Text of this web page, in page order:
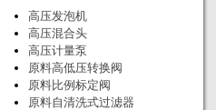
高压发泡机
高压混合头
高压计量泵
原料高低压转换阀
原料比例标定阀
原料自清洗式过滤器